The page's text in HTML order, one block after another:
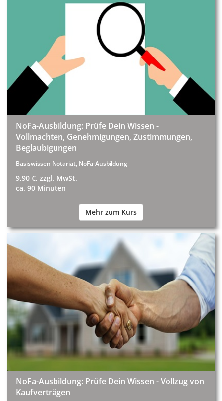
NoFa-Ausbildung: Prüfe Dein Wissen -
Vollmachten, Genehmigungen, Zustimmungen,
Beglaubigungen
Basiswissen Notariat, NoFa-Ausbildung
9,90 €, zzgl. MwSt.
ca. 90 Minuten
Mehr zum Kurs
NoFa-Ausbildung: Prüfe Dein Wissen - Vollzug von
Kaufverträgen